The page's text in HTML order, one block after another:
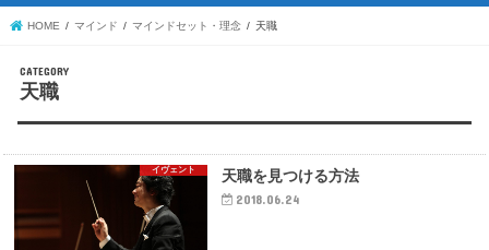
HOME マインド マインドセット・理念 天職
天職
イヴェント 天職を見つける方法
2018.06.24